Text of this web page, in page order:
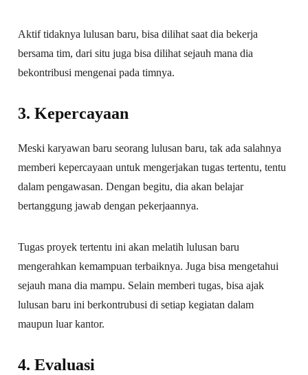
Aktif tidaknya lulusan baru, bisa dilihat saat dia bekerja
bersama tim, dari situ juga bisa dilihat sejauh mana dia
bekontribusi mengenai pada timnya.
3. Kepercayaan
Meski karyawan baru seorang lulusan baru, tak ada salahnya
memberi kepercayaan untuk mengerjakan tugas tertentu, tentu
dalam pengawasan. Dengan begitu, dia akan belajar
bertanggung jawab dengan pekerjaannya.
Tugas proyek tertentu ini akan melatih lulusan baru
mengerahkan kemampuan terbaiknya. Juga bisa mengetahui
sejauh mana dia mampu. Selain memberi tugas, bisa ajak
lulusan baru ini berkontrubusi di setiap kegiatan dalam
maupun luar kantor.
4. Evaluasi